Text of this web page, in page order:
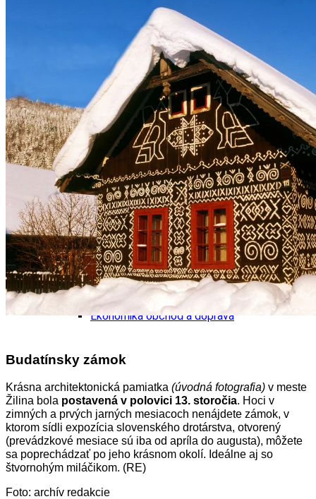
Kultúra a tradície
Šport a agroturistika
Školstvo
Ekonomika obchod a doprava
Prešovský kraj
Tipy
Výlet
Turistika
Cyklistika
Hrady
Podujatia
Výstava
Galéria
Folklór
Ubytovanie
Pobyty
Wellness
Gastro
Kaviarne
Kultúra a tradície
Kúpele
Šport a agroturistika
Školstvo
Ekonomika obchod a doprava
Budatínsky zámok
Krásna architektonická pamiatka (úvodná fotografia) v meste
Žilina bola postavená v polovici 13. storočia. Hoci v
zimných a prvých jarných mesiacoch nenájdete zámok, v
ktorom sídli expozícia slovenského drotárstva, otvorený
(prevádzkové mesiace sú iba od apríla do augusta), môžete
sa poprechádzať po jeho krásnom okolí. Ideálne aj so
štvornohým miláčikom. (RE)
Foto: archív redakcie